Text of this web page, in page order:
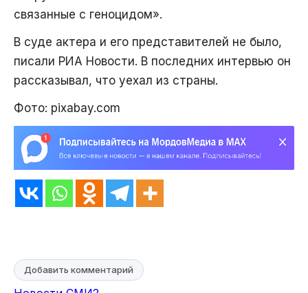
связанные с геноцидом».
В суде актера и его представителей не было,
писали РИА Новости. В последних интервью он
рассказывал, что уехал из страны.
Фото: pixabay.com
Добавить комментарий